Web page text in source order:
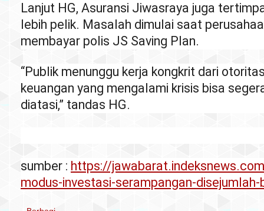
Lanjut HG, Asuransi Jiwasraya juga
lebih pelik. Masalah dimulai saat
membayar polis JS Saving Plan.
“Publik menunggu kerja kongkrit dari
keuangan yang mengalami krisis bisa
diatasi,” tandas HG.
sumber : https://
modus-investasi-serampangan-